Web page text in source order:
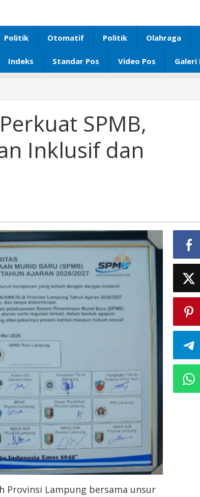
Politik Otomatif Politik Olahraga
Indeks Standar Pos Video Pos Galeri
SPMB,
Inklusif dan
Provinsi Lampung bersama unsur